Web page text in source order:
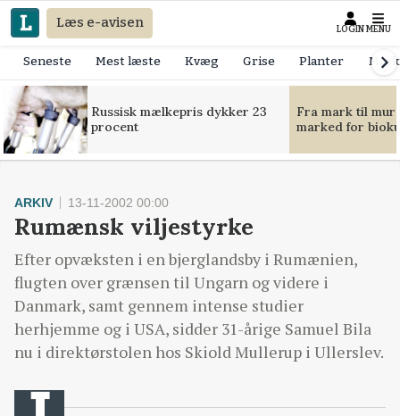
Læs e-avisen LOGIN MENU
Seneste Mest læste Kvæg Grise Planter
Russisk mælkepris dykker 23
procent
Fra mark til
marked for
ARKIV 13-11-2002 00:00
Rumænsk viljestyrke
Efter opvæksten i en bjerglandsby i Rumænien,
flugten over grænsen til Ungarn og videre i
Danmark, samt gennem intense studier
herhjemme og i USA, sidder 31-årige Samuel Bila
nu i direktørstolen hos Skiold Mullerup i Ullerslev.